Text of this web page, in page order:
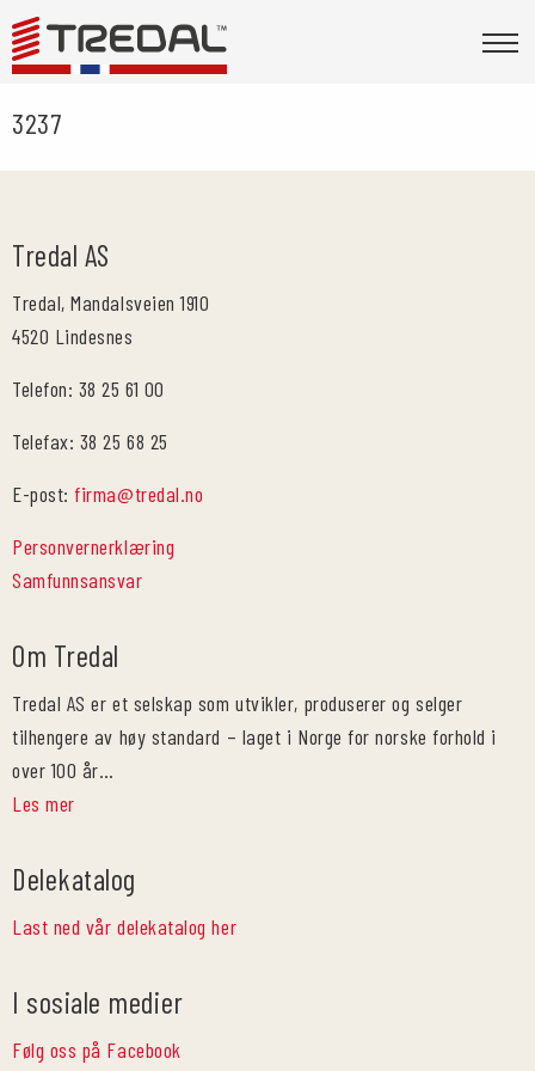
3237
Tredal AS
Tredal, Mandalsveien 1910
4520 Lindesnes
Telefon: 38 25 61 00
Telefax: 38 25 68 25
E-post:firma@tredal.no
Personvernerklæring
Samfunnsansvar
Om Tredal
Tredal AS er et selskap som utvikler, produserer og selger
tilhengere av høy standard – laget i Norge for norske forhold i
over 100 år…
Les mer
Delekatalog
Last ned vår delekatalog her
I sosiale medier
Følg oss på Facebook